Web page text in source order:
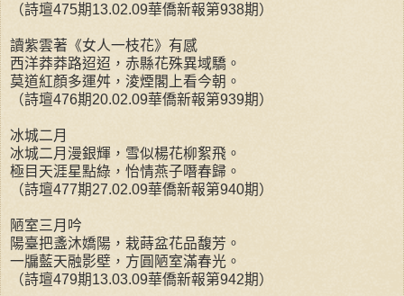
（詩壇475期13.02.09華僑新報第938期）
讀紫雲著《女人一枝花》有感
西洋莽莽路迢迢，赤縣花殊異域驕。
莫道紅顏多運舛，淩煙閣上看今朝。
（詩壇476期20.02.09華僑新報第939期）
冰城二月
冰城二月漫銀輝，雪似楊花柳絮飛。
極目天涯星點綠，怡情燕子噆春歸。
（詩壇477期27.02.09華僑新報第940期）
陋室三月吟
陽臺把盞沐嬌陽，栽蒔盆花品馥芳。
一牖藍天融影壁，方圓陋室滿春光。
（詩壇479期13.03.09華僑新報第942期）